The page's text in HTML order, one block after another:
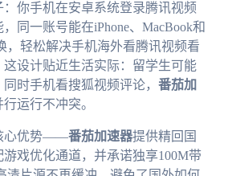
你手机在安卓系统登录腾讯视频
同一账号能在iPhone、MacBook和
，轻松解决手机海外看腾讯视频看
设计贴近生活实际：留学生可能
时手机看搜狐视频评论， 番茄加
运行不冲突。
心优势——番茄加速器提供精回国
戏优化通道，并承诺独享100M带